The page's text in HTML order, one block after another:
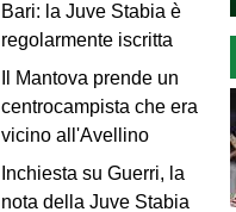
Bari: la Juve Stabia è
regolarmente iscritta
Il Mantova prende un
centrocampista che era
vicino all'Avellino
Inchiesta su Guerri, la
nota della Juve Stabia